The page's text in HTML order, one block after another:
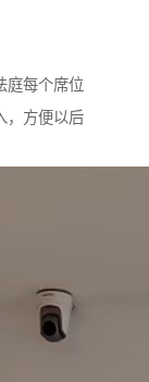
庭每个席位
，方便以后